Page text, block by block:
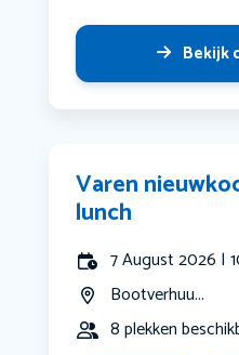
Bekijk
Varen
lunch
7 August 2026 |
Bootverhuu...
8 plekken